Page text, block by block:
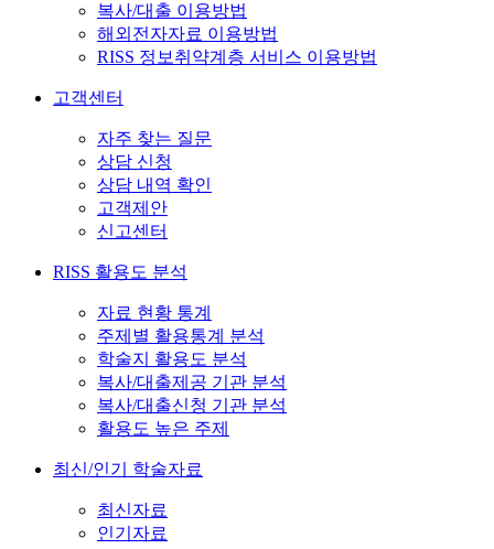
복사/대출 이용방법
해외전자자료 이용방법
RISS 정보취약계층 서비스 이용방법
고객센터
자주 찾는 질문
상담 신청
상담 내역 확인
고객제안
신고센터
RISS 활용도 분석
자료 현황 통계
주제별 활용통계 분석
학술지 활용도 분석
복사/대출제공 기관 분석
복사/대출신청 기관 분석
활용도 높은 주제
최신/인기 학술자료
최신자료
인기자료